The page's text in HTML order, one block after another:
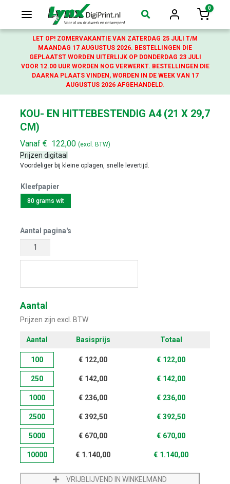
Login
0
LET OP! ZOMERVAKANTIE VAN ZATERDAG 25 JULI T/M
MAANDAG 17 AUGUSTUS 2026. BESTELLINGEN DIE
GEPLAATST WORDEN UITERLIJK OP DONDERDAG 23 JULI
VOOR 12.00 UUR WORDEN NOG VERWERKT. BESTELLINGEN DIE
DAARNA PLAATS VINDEN, WORDEN IN DE WEEK VAN 17
AUGUSTUS 2026 AFGEHANDELD.
KOU- EN HITTEBESTENDIG A4 (21 X 29,7
CM)
Vanaf € 122,00 (excl. BTW)
Prijzen digitaal
Voordeliger bij kleine oplagen, snelle levertijd.
Kleefpapier
80 grams wit
Aantal pagina's
Aantal
Prijzen zijn excl. BTW
Aantal Basisprijs Totaal
100 € 122,00 € 122,00
250 € 142,00 € 142,00
1000 € 236,00 € 236,00
2500 € 392,50 € 392,50
5000 € 670,00 € 670,00
10000 € 1.140,00 € 1.140,00
VRIJBLIJVEND IN WINKELMAND